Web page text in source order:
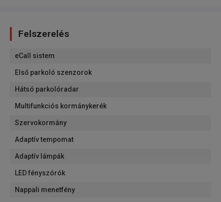
Felszerelés
eCall sistem
Első parkoló szenzorok
Hátsó parkolóradar
Multifunkciós kormánykerék
Szervokormány
Adaptív tempomat
Adaptív lámpák
LED fényszórók
Nappali menetfény